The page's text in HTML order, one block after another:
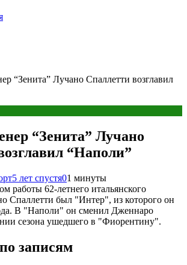
“Зенита” Лучано Спаллетти возглавил
“Зенита” Лучано
“Наполи”
5 лет спустя01 минуты
работы 62-летнего итальянского
Спаллетти был "Интер", из которого он
В "Наполи" он сменил Дженнаро
сезона ушедшего в "Фиорентину".
записям